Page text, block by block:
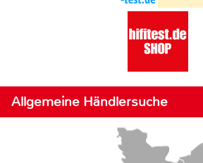
Allgemeine Händlersuche